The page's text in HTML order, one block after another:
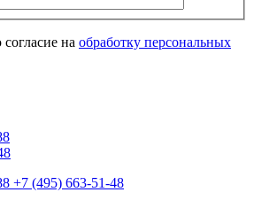
на обработку персональных
+7 (495) 663-51-48